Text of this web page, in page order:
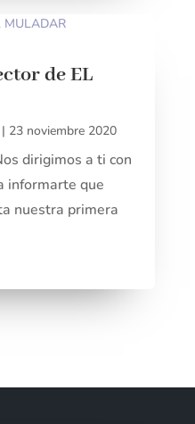
de EL
23 noviembre 2020
dirigimos a ti con
informarte que
nuestra primera